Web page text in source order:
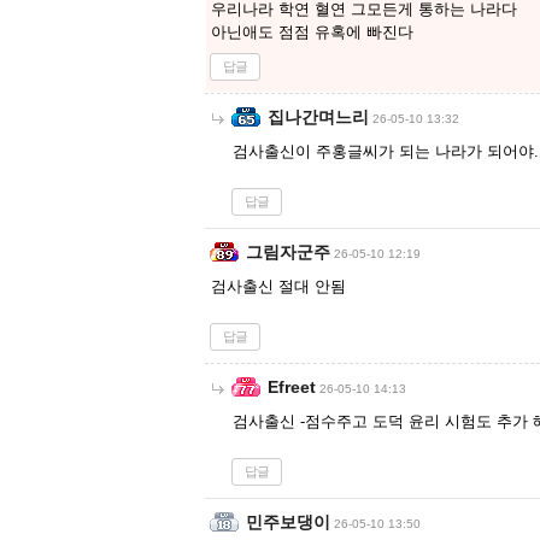
우리나라 학연 혈연 그모든게 통하는 나라다
아닌애도 점점 유혹에 빠진다
답글
집나간며느리 26-05-10 13:32
검사출신이 주홍글씨가 되는 나라가 되어야
답글
그림자군주 26-05-10 12:19
검사출신 절대 안됨
답글
Efreet 26-05-10 14:13
검사출신 -점수주고 도덕 윤리 시험도 추가
답글
민주보댕이 26-05-10 13:50